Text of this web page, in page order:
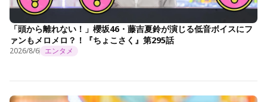
「頭から離れない！」櫻坂46・藤吉夏鈴が演じる低音ボイスにフ
ァンもメロメロ？！『ちょこさく』第295話
2026/8/6 エンタメ